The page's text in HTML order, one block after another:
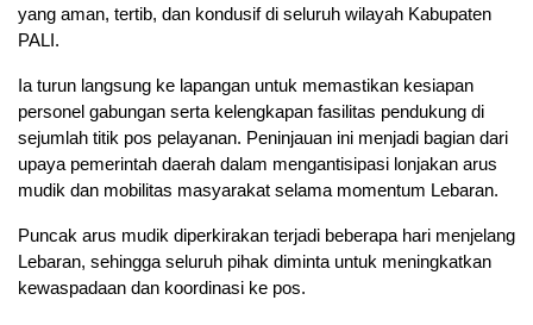
yang aman, tertib, dan kondusif di seluruh wilayah Kabupaten
PALI.
Ia turun langsung ke lapangan untuk memastikan kesiapan
personel gabungan serta kelengkapan fasilitas pendukung di
sejumlah titik pos pelayanan. Peninjauan ini menjadi bagian dari
upaya pemerintah daerah dalam mengantisipasi lonjakan arus
mudik dan mobilitas masyarakat selama momentum Lebaran.
Puncak arus mudik diperkirakan terjadi beberapa hari menjelang
Lebaran, sehingga seluruh pihak diminta untuk meningkatkan
kewaspadaan dan koordinasi ke pos.